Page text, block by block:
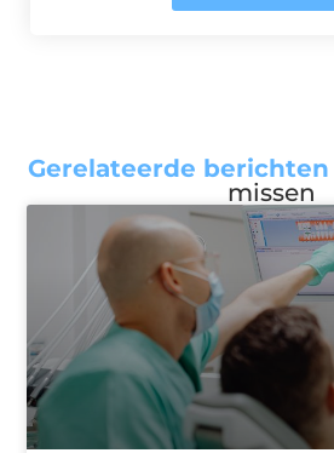
Gerelateerde berichten
missen